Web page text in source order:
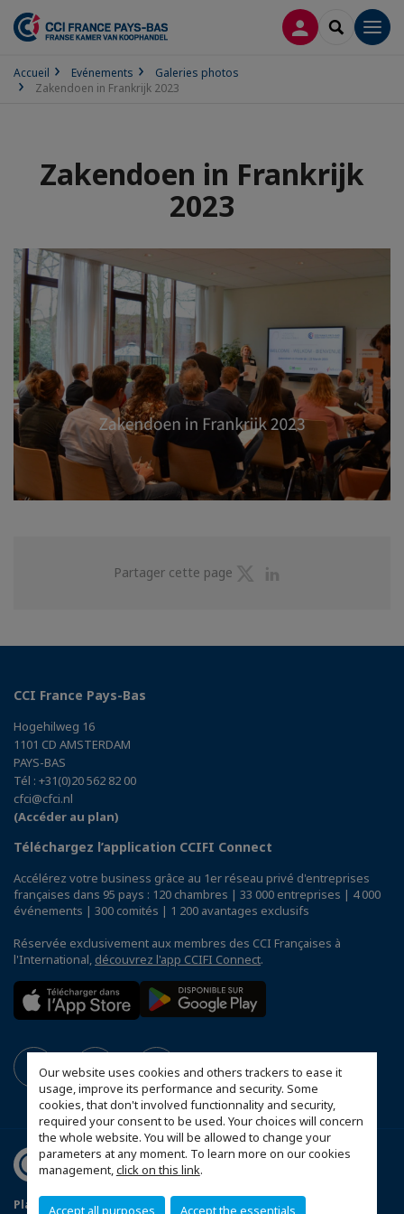
Our website uses cookies and others trackers to ease it
usage, improve its performance and security. Some
cookies, that don't involved functionnality and security,
required your consent to be used. Your choices will concern
the whole website. You will be allowed to change your
parameters at any moment. To learn more on our cookies
management,click on this link.
Accept all purposes Accept the essentials
CONNEXION
Accueil Evénements
Galeries photos
Zakendoen in Frankrijk 2023
Zakendoen in Frankrijk
2023
Partager cette page
Partager
CCI France Pays-Bas
Hogehilweg 16
1101 CD AMSTERDAM
PAYS-BAS
Tél : +31(0)20 562 82 00
cfci@cfci.nl
(Accéder au plan)
Téléchargez l’application CCIFI Connect
Accélérez votre business grâce au 1er réseau privé d'entreprises
françaises dans 95 pays : 120 chambres | 33 000 entreprises | 4 000
événements | 300 comités | 1 200 avantages exclusifs
Réservée exclusivement aux membres des CCI Françaises à
l'International, découvrez l'app CCIFI Connect.
Plan du site Mentions légales Politique de sponsoring